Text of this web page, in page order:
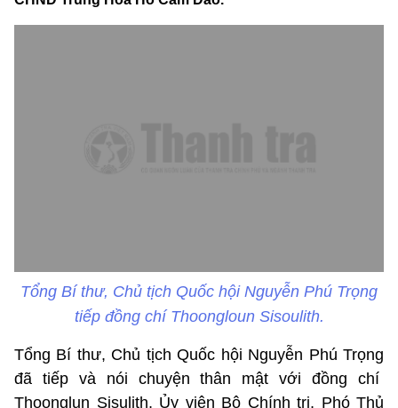
Tổng Bí thư, Chủ tịch Quốc hội Nguyễn Phú Trọng
tiếp đồng chí Thoongloun Sisoulith.
Tổng Bí thư, Chủ tịch Quốc hội Nguyễn Phú Trọng
đã tiếp và nói chuyện thân mật với đồng chí
Thoonglun Sisulith, Ủy viên Bộ Chính trị, Phó Thủ